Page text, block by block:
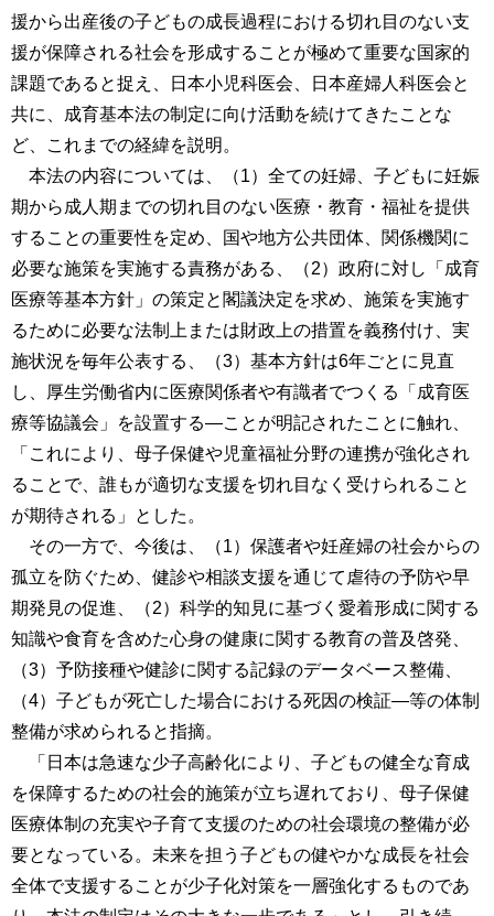
援から出産後の子どもの成長過程における切れ目のない支
援が保障される社会を形成することが極めて重要な国家的
課題であると捉え、日本小児科医会、日本産婦人科医会と
共に、成育基本法の制定に向け活動を続けてきたことな
ど、これまでの経緯を説明。
本法の内容については、（1）全ての妊婦、子どもに妊娠
期から成人期までの切れ目のない医療・教育・福祉を提供
することの重要性を定め、国や地方公共団体、関係機関に
必要な施策を実施する責務がある、（2）政府に対し「成育
医療等基本方針」の策定と閣議決定を求め、施策を実施す
るために必要な法制上または財政上の措置を義務付け、実
施状況を毎年公表する、（3）基本方針は6年ごとに見直
し、厚生労働省内に医療関係者や有識者でつくる「成育医
療等協議会」を設置する―ことが明記されたことに触れ、
「これにより、母子保健や児童福祉分野の連携が強化され
ることで、誰もが適切な支援を切れ目なく受けられること
が期待される」とした。
その一方で、今後は、（1）保護者や妊産婦の社会からの
孤立を防ぐため、健診や相談支援を通じて虐待の予防や早
期発見の促進、（2）科学的知見に基づく愛着形成に関する
知識や食育を含めた心身の健康に関する教育の普及啓発、
（3）予防接種や健診に関する記録のデータベース整備、
（4）子どもが死亡した場合における死因の検証―等の体制
整備が求められると指摘。
「日本は急速な少子高齢化により、子どもの健全な育成
を保障するための社会的施策が立ち遅れており、母子保健
医療体制の充実や子育て支援のための社会環境の整備が必
要となっている。未来を担う子どもの健やかな成長を社会
全体で支援することが少子化対策を一層強化するものであ